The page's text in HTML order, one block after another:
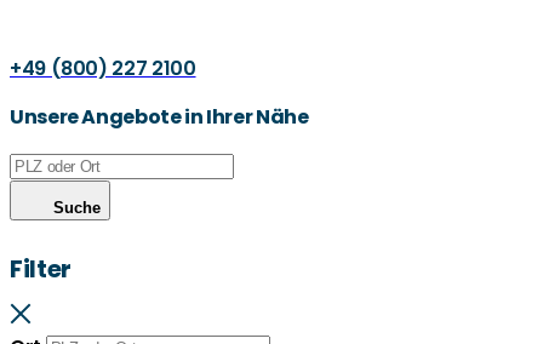
+49 (800) 227 2100
Unsere Angebote in Ihrer Nähe
Suche
Filter